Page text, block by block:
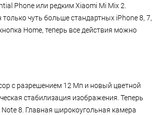
Phone или редким Xiaomi Mi Mix 2.
чуть больше стандартных iPhone 8, 7,
Home, теперь все действия можно
с разрешением 12 Мп и новый цветной
стабилизация изображения. Теперь
8. Главная широкоугольная камера